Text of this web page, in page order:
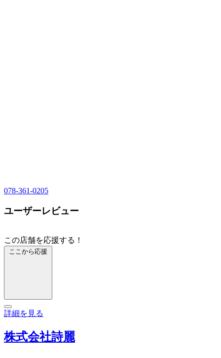
078-361-0205
ユーザーレビュー
この店舗を応援する！
ここから応援
詳細を見る
株式会社詩麗